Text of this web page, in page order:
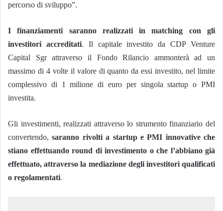
percorso di sviluppo”.
I finanziamenti saranno realizzati in matching con gli
investitori accreditati. Il capitale investito da CDP Venture
Capital Sgr attraverso il Fondo Rilancio ammonterà ad un
massimo di 4 volte il valore di quanto da essi investito, nel limite
complessivo di 1 milione di euro per singola startup o PMI
investita.
Gli investimenti, realizzati attraverso lo strumento finanziario del
convertendo,saranno rivolti a startup e PMI innovative che
stiano effettuando round di investimento o che l’abbiano già
effettuato, attraverso la mediazione degli investitori qualificati
o regolamentati.